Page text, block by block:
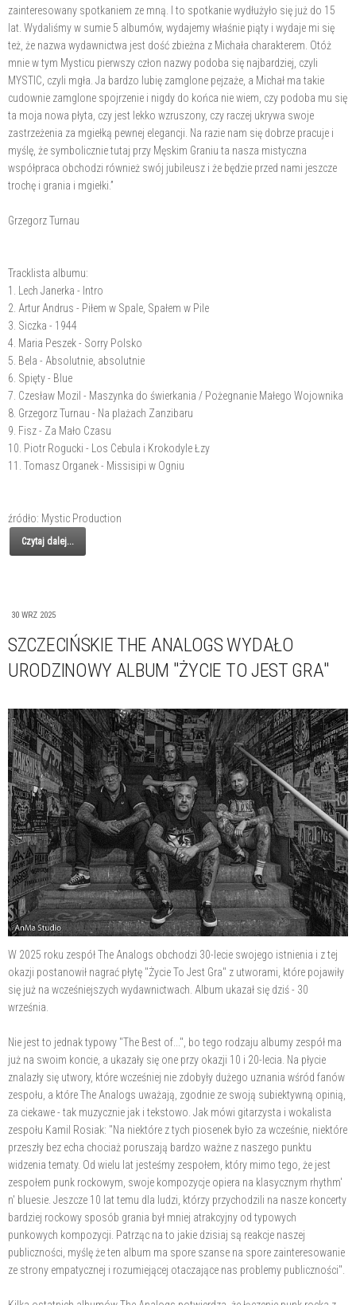
zainteresowany spotkaniem ze mną. I to spotkanie wydłużyło się już do 15
lat. Wydaliśmy w sumie 5 albumów, wydajemy właśnie piąty i wydaje mi się
też, że nazwa wydawnictwa jest dość zbieżna z Michała charakterem. Otóż
mnie w tym Mysticu pierwszy człon nazwy podoba się najbardziej, czyli
MYSTIC, czyli mgła. Ja bardzo lubię zamglone pejzaże, a Michał ma takie
cudownie zamglone spojrzenie i nigdy do końca nie wiem, czy podoba mu się
ta moja nowa płyta, czy jest lekko wzruszony, czy raczej ukrywa swoje
zastrzeżenia za mgiełką pewnej elegancji. Na razie nam się dobrze pracuje i
myślę, że symbolicznie tutaj przy Męskim Graniu ta nasza mistyczna
współpraca obchodzi również swój jubileusz i że będzie przed nami jeszcze
trochę i grania i mgiełki.”
Grzegorz Turnau
Tracklista albumu:
1. Lech Janerka - Intro
2. Artur Andrus - Piłem w Spale, Spałem w Pile
3. Siczka - 1944
4. Maria Peszek - Sorry Polsko
5. Bela - Absolutnie, absolutnie
6. Spięty - Blue
7. Czesław Mozil - Maszynka do świerkania / Pożegnanie Małego Wojownika
8. Grzegorz Turnau - Na plażach Zanzibaru
9. Fisz - Za Mało Czasu
10. Piotr Rogucki - Los Cebula i Krokodyle Łzy
11. Tomasz Organek - Missisipi w Ogniu
źródło: Mystic Production
Czytaj dalej...
30 WRZ 2025
SZCZECIŃSKIE THE ANALOGS WYDAŁO
URODZINOWY ALBUM "ŻYCIE TO JEST GRA"
W 2025 roku zespół The Analogs obchodzi 30-lecie swojego istnienia i z tej
okazji postanowił nagrać płytę "Życie To Jest Gra" z utworami, które pojawiły
się już na wcześniejszych wydawnictwach. Album ukazał się dziś - 30
września.
Nie jest to jednak typowy "The Best of...", bo tego rodzaju albumy zespół ma
już na swoim koncie, a ukazały się one przy okazji 10 i 20-lecia. Na płycie
znalazły się utwory, które wcześniej nie zdobyły dużego uznania wśród fanów
zespołu, a które The Analogs uważają, zgodnie ze swoją subiektywną opinią,
za ciekawe - tak muzycznie jak i tekstowo. Jak mówi gitarzysta i wokalista
zespołu Kamil Rosiak: "Na niektóre z tych piosenek było za wcześnie, niektóre
przeszły bez echa chociaż poruszają bardzo ważne z naszego punktu
widzenia tematy. Od wielu lat jesteśmy zespołem, który mimo tego, że jest
zespołem punk rockowym, swoje kompozycje opiera na klasycznym rhythm'
n' bluesie. Jeszcze 10 lat temu dla ludzi, którzy przychodzili na nasze koncerty
bardziej rockowy sposób grania był mniej atrakcyjny od typowych
punkowych kompozycji. Patrząc na to jakie dzisiaj są reakcje naszej
publiczności, myślę że ten album ma spore szanse na spore zainteresowanie
ze strony empatycznej i rozumiejącej otaczające nas problemy publiczności".